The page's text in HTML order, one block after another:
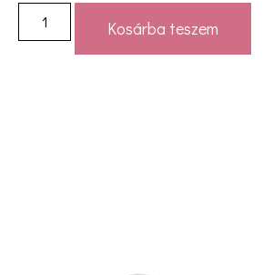
Kosárba teszem